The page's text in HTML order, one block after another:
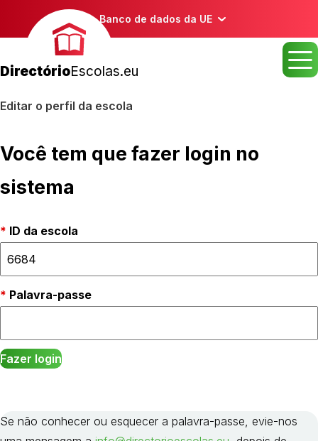
Banco de dados da UE
DirectórioEscolas.eu
Editar o perfil da escola
Você tem que fazer login no
sistema
ID da escola
Palavra-passe
Se não conhecer ou esquecer a palavra-passe, evie-nos